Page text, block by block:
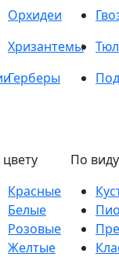
Орхидеи
Хризантемы
Герберы
Красные
Белые
Розовые
Желтые
По виду